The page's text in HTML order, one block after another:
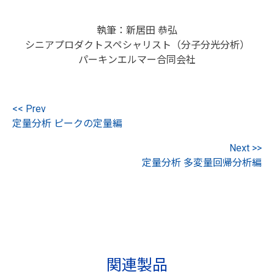
執筆：新居田 恭弘
シニアプロダクトスペシャリスト（分子分光分析）
パーキンエルマー合同会社
<< Prev
定量分析 ピークの定量編
Next >>
定量分析 多変量回帰分析編
関連製品